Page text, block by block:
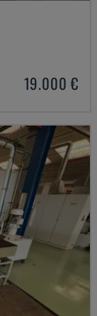
19.000 €